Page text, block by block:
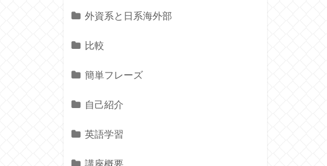
外資系と日系海外部
比較
簡単フレーズ
自己紹介
英語学習
講座概要